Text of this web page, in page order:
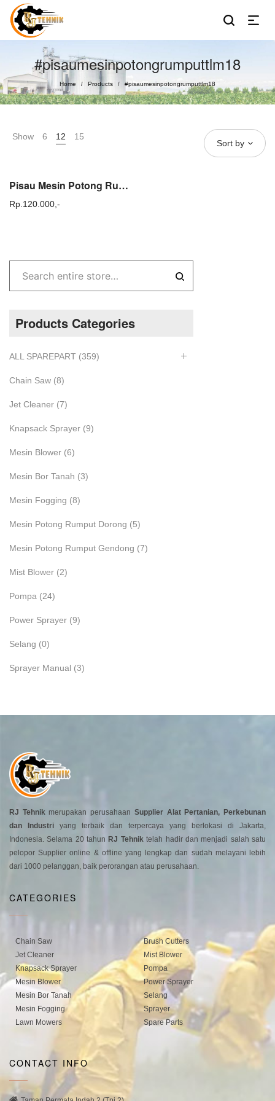
#pisaumesinpotongrumputtlm18
Home / Products / #pisaumesinpotongrumputtlm18
Show 6 12 15
Sort by
Pisau Mesin Potong Rumput Dorong TLM 18 Lawn Mover Blade TLM18
Rp. 120.000,-
Products Categories
ALL SPAREPART (359)
Chain Saw (8)
Jet Cleaner (7)
Knapsack Sprayer (9)
Mesin Blower (6)
Mesin Bor Tanah (3)
Mesin Fogging (8)
Mesin Potong Rumput Dorong (5)
Mesin Potong Rumput Gendong (7)
Mist Blower (2)
Pompa (24)
Power Sprayer (9)
Selang (0)
Sprayer Manual (3)
RJ Tehnikmerupakan perusahaan Supplier Alat Pertanian, Perkebunan
dan Industri yang terbaik dan terpercaya yang berlokasi di Jakarta,
Indonesia. Selama 20 tahun RJ Tehniktelah hadir dan menjadi salah satu
pelopor Supplier online & offline yang lengkap dan sudah melayani lebih
dari 1000 pelanggan, baik perorangan atau perusahaan.
CATEGORIES
Chain Saw
Jet Cleaner
Knapsack Sprayer
Mesin Blower
Mesin Bor Tanah
Mesin Fogging
Lawn Mowers
Brush Cutters
Mist Blower
Pompa
Power Sprayer
Selang
Sprayer
Spare Parts
CONTACT INFO